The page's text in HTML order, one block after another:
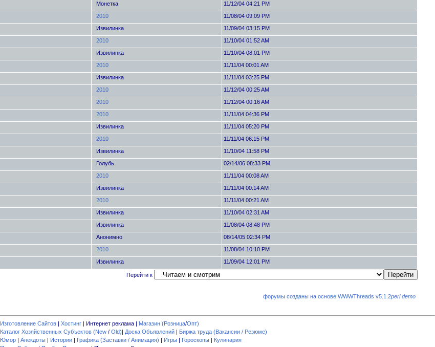
Монетка 11/12/04 04:21 PM
2010 11/08/04 09:09 PM
Извилинка 11/09/04 03:15 PM
2010 11/10/04 01:52 AM
Извилинка 11/10/04 08:01 PM
2010 11/11/04 00:01 AM
Извилинка 11/11/04 03:25 PM
2010 11/12/04 00:25 AM
2010 11/12/04 00:16 AM
2010 11/11/04 04:36 PM
Извилинка 11/11/04 05:20 PM
2010 11/11/04 06:15 PM
Извилинка 11/10/04 11:58 PM
Голубь 02/14/06 08:33 PM
2010 11/11/04 00:08 AM
Извилинка 11/11/04 00:14 AM
2010 11/11/04 00:21 AM
Извилинка 11/10/04 02:31 AM
Извилинка 11/08/04 08:48 PM
Анонимно 08/14/05 02:34 PM
2010 11/08/04 10:10 PM
Извилинка 11/09/04 12:01 PM
Перейти к
форумы созданы на основе WWWThreads v5.1.2perl demo
Изготовление Сайтов | Хостинг | Интернет реклама | Магазин (Розница/Опт)
Каталог Хозяйственных Субъектов (New / Old)| Доска Объявлений | Биржа труда (Вакансии / Резюме)
Юмор | Анекдоты | Истории | Графика (Заставки / Анимация) | Игры | Гороскопы | Кулинария